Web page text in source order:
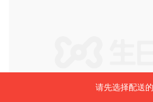
请先选择配送